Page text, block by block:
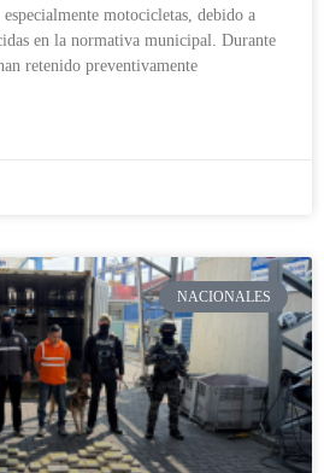
motocicletas, debido a
en la normativa municipal. Durante
retenido preventivamente
NACIONALES